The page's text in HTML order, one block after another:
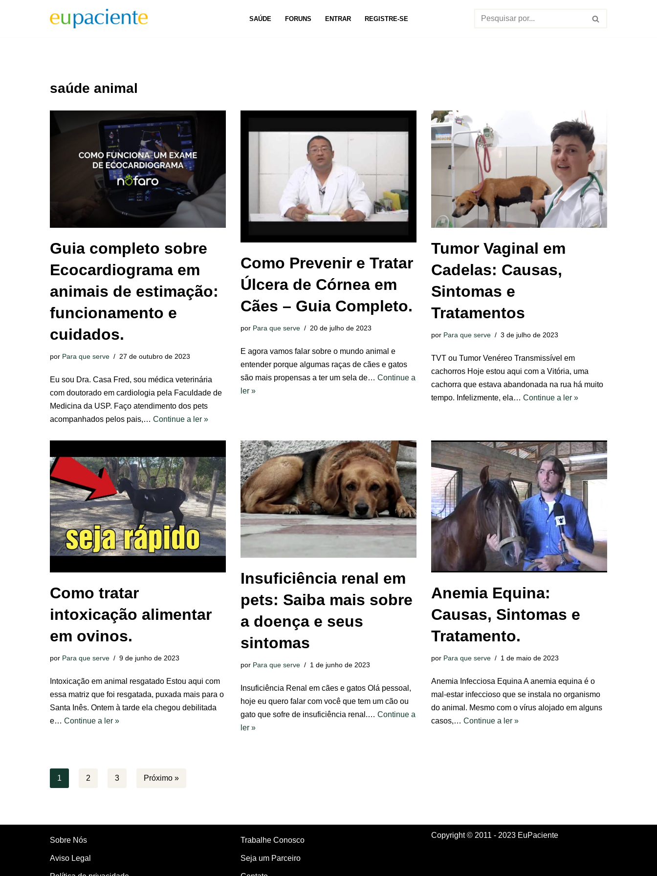
SAÚDE FORUNS ENTRAR REGISTRE-SE
saúde animal
Guia completo sobre
Ecocardiograma em
animais de estimação:
funcionamento e
cuidados.
por Para que serve 27 de outubro de 2023
Eu sou Dra. Casa Fred, sou médica veterinária
com doutorado em cardiologia pela Faculdade de
Medicina da USP. Faço atendimento dos pets
acompanhados pelos pais,… Continue a ler »
Como Prevenir e Tratar
Úlcera de Córnea em
Cães – Guia Completo.
por Para que serve 20 de julho de 2023
E agora vamos falar sobre o mundo animal e
entender porque algumas raças de cães e gatos
são mais propensas a ter um sela de… Continue a
ler »
Tumor Vaginal em
Cadelas: Causas,
Sintomas e
Tratamentos
por Para que serve 3 de julho de 2023
TVT ou Tumor Venéreo Transmissível em
cachorros Hoje estou aqui com a Vitória, uma
cachorra que estava abandonada na rua há muito
tempo. Infelizmente, ela… Continue a ler »
Como tratar
intoxicação alimentar
em ovinos.
por Para que serve 9 de junho de 2023
Intoxicação em animal resgatado Estou aqui com
essa matriz que foi resgatada, puxada mais para o
Santa Inês. Ontem à tarde ela chegou debilitada
e… Continue a ler »
Insuficiência renal em
pets: Saiba mais sobre
a doença e seus
sintomas
por Para que serve 1 de junho de 2023
Insuficiência Renal em cães e gatos Olá pessoal,
hoje eu quero falar com você que tem um cão ou
gato que sofre de insuficiência renal.… Continue a
ler »
Anemia Equina:
Causas, Sintomas e
Tratamento.
por Para que serve 1 de maio de 2023
Anemia Infecciosa Equina A anemia equina é o
mal-estar infeccioso que se instala no organismo
do animal. Mesmo com o vírus alojado em alguns
casos,… Continue a ler »
1 2 3 Próximo »
Sobre Nós
Aviso Legal
Trabalhe Conosco
Seja um Parceiro
Copyright © 2011 - 2023 EuPaciente